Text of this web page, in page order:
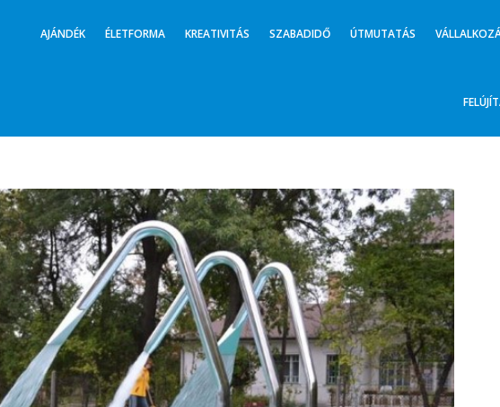
AJÁNDÉK ÉLETFORMA KREATIVITÁS SZABADIDŐ ÚTMUTATÁS